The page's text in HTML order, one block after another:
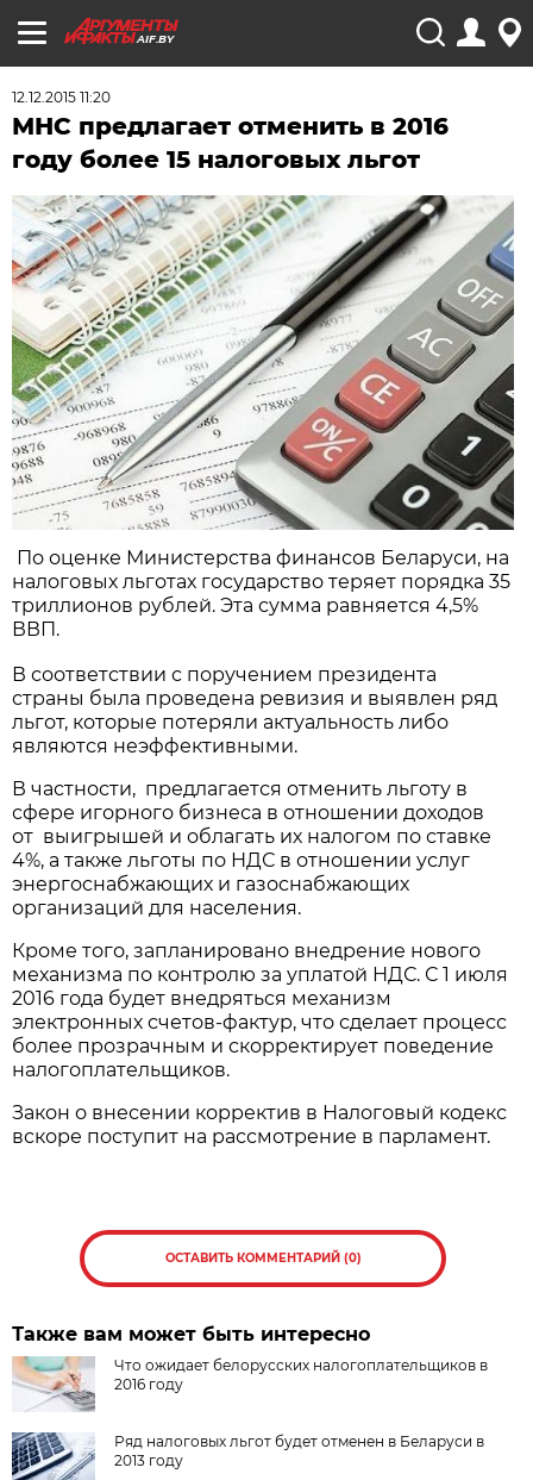
AIF.BY
12.12.2015 11:20
МНС предлагает отменить в 2016
году более 15 налоговых льгот
По оценке Министерства финансов Беларуси, на
налоговых льготах государство теряет порядка 35
триллионов рублей. Эта сумма равняется 4,5%
ВВП.
В соответствии с поручением президента
страны была проведена ревизия и выявлен ряд
льгот, которые потеряли актуальность либо
являются неэффективными.
В частности, предлагается отменить льготу в
сфере игорного бизнеса в отношении доходов
от выигрышей и облагать их налогом по ставке
4%, а также льготы по НДС в отношении услуг
энергоснабжающих и газоснабжающих
организаций для населения.
Кроме того, запланировано внедрение нового
механизма по контролю за уплатой НДС. С 1 июля
2016 года будет внедряться механизм
электронных счетов-фактур, что сделает процесс
более прозрачным и скорректирует поведение
налогоплательщиков.
Закон о внесении корректив в Налоговый кодекс
вскоре поступит на рассмотрение в парламент.
ОСТАВИТЬ КОММЕНТАРИЙ (0)
Также вам может быть интересно
Что ожидает белорусских налогоплательщиков в
2016 году
Ряд налоговых льгот будет отменен в Беларуси в
2013 году